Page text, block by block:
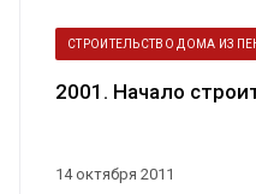
14 октября 2011
СТРОИТЕЛЬСТВО ДОМА ИЗ
2001. Начало